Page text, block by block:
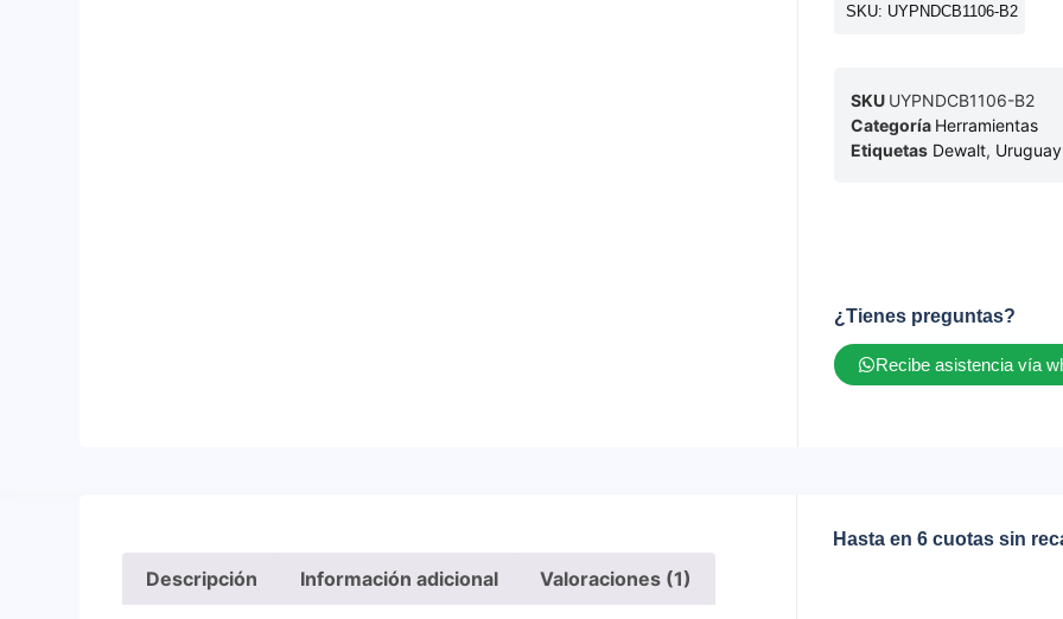
SKU: UYPNDCB1106-B2
SKU UYPNDCB1106-B2
Categoría Herramientas
Etiquetas Dewalt, Uruguay
¿Tienes preguntas?
Recibe asistencia vía
Descripción Información adicional Valoraciones (1)
Hasta en 6 cuotas sin